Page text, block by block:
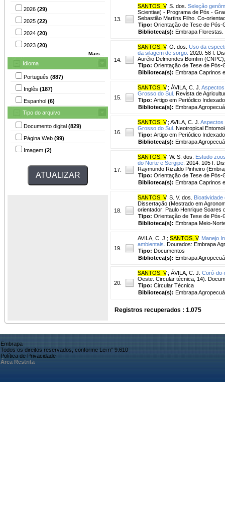
2026 (29)
2025 (22)
2024 (20)
2023 (20)
Mais...
Idioma
Português (887)
Inglês (187)
Espanhol (6)
Tipo do arquivo
Documento digital (829)
Página Web (99)
Imagem (2)
13.
SANTOS, V. S. dos. Seleção
Scientiae) - Programa de Pós -
Sebastião Martins Filho. Co-
Tipo: Orientação de Tese de Pós-
Biblioteca(s): Embrapa Florestas.
14.
SANTOS, V. O. dos. Uso da
da silagem de sorgo. 2020. 58 f.
Aurélio Delmondes Bomfim
Tipo: Orientação de Tese de Pós-
Biblioteca(s): Embrapa Caprinos
15.
SANTOS, V.; ÁVILA, C. J.
Grosso do Sul. Revista de
Tipo: Artigo em Periódico Indexado
Biblioteca(s): Embrapa
16.
SANTOS, V.; AVILA, C. J. Aspectos
Grosso do Sul. Neotropical
Tipo: Artigo em Periódico Indexado
Biblioteca(s): Embrapa
17.
SANTOS, V. W. S. dos.
Estudo
do Norte e Sergipe. 2014. 105 f.
Raymundo Rizaldo Pinheiro
Tipo: Orientação de Tese de Pós-
Biblioteca(s): Embrapa Caprinos
18.
SANTOS, V. S. V. dos.
Dissertação (Mestrado em
orientador: Paulo Henrique Soares
Tipo: Orientação de Tese de Pós-
Biblioteca(s): Embrapa Meio-
19.
AVILA, C. J. ; SANTOS, V. Manejo
ambientais. Dourados: Embrapa
Tipo: Documentos
Biblioteca(s): Embrapa
20.
SANTOS, V.; ÁVILA, C. J. Coró-do-
Oeste. Circular técnica, 14).
Tipo: Circular Técnica
Biblioteca(s): Embrapa
Registros recuperados : 1.075
Embrapa
Todos os direitos reservados, conforme Lei n° 9.610
Política de Privacidade
Área Restrita